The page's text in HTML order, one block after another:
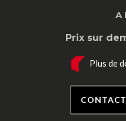
A
Prix sur
Plus de